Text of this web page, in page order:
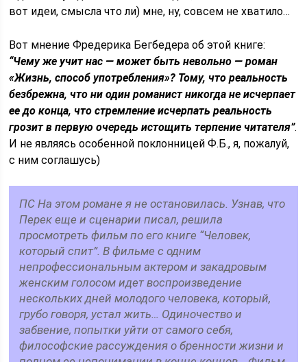
вот идеи, смысла что ли) мне, ну, совсем не хватило…
Вот мнение Фредерика Бегбедера об этой книге:
“Чему же учит нас — может быть невольно — роман
«Жизнь, способ употребления»? Тому, что реальность
безбрежна, что ни один романист никогда не исчерпает
ее до конца, что стремление исчерпать реальность
грозит в первую очередь истощить терпение читателя”.
И не являясь особенной поклонницей Ф.Б., я, пожалуй,
с ним соглашусь)
ПС На этом романе я не остановилась. Узнав, что
Перек еще и сценарии писал, решила
просмотреть фильм по его книге “Человек,
который спит”. В фильме с одним
непрофессиональным актером и закадровым
женским голосом идет воспроизведение
нескольких дней молодого человека, который,
грубо говоря, устал жить… Одиночество и
забвение, попытки уйти от самого себя,
философские рассуждения о бренности жизни и